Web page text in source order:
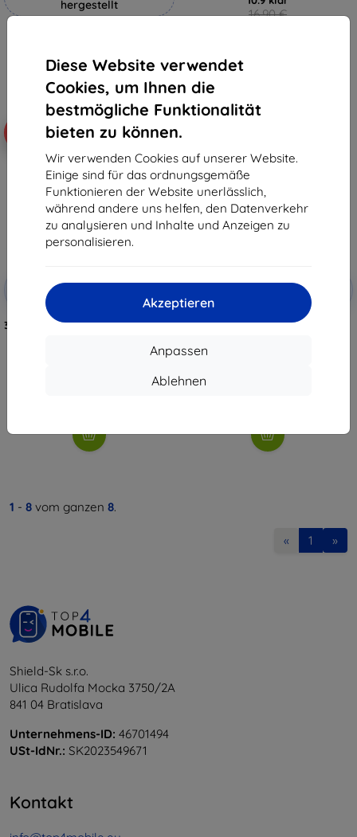
Diese Website verwendet
Cookies, um Ihnen die
bestmögliche Funktionalität
bieten zu können.
Wir verwenden Cookies auf unserer Website.
Einige sind für das ordnungsgemäße
Funktionieren der Website unerlässlich,
während andere uns helfen, den Datenverkehr
zu analysieren und Inhalte und Anzeigen zu
personalisieren.
Akzeptieren
Anpassen
Ablehnen
hergestellt
Auf Lager 4 Stk.
16,90 €
Letztes Stück auf Lager
mit
3MK PaperFeeling Schutzfolie für
EXTRA10
3MK FlexibleGlass Samsung
1 - 8 vom ganzen 8.
« 1 »
Shield-Sk s.r.o.
Ulica Rudolfa Mocka 3750/2A
841 04 Bratislava
Unternehmens-ID: 46701494
USt-IdNr.: SK2023549671
Kontakt